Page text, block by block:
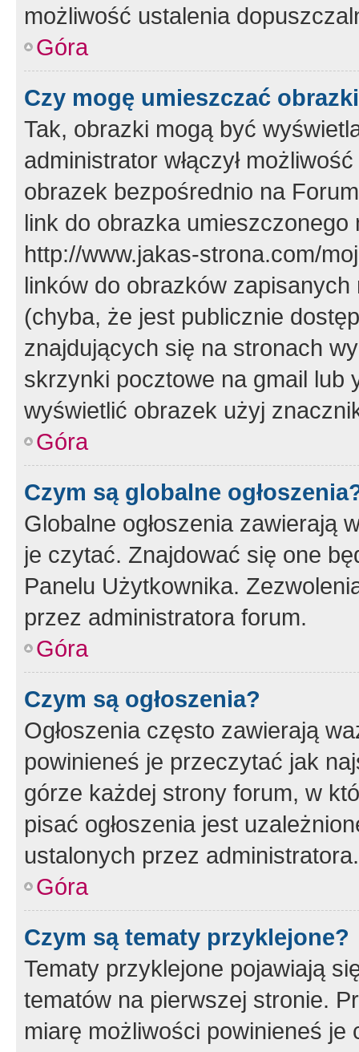
możliwość ustalenia
Góra
Czy mogę umieszczać
Tak, obrazki mogą być
administrator włączył
obrazek bezpośrednio na
link do obrazka
http://www.jakas-strona.com/
linków do obrazków
(chyba, że jest publicznie
znajdujących się na stronach
skrzynki pocztowe na gmail lub
wyświetlić obrazek użyj
Góra
Czym są globalne
Globalne ogłoszenia zawierają
je czytać. Znajdować się one
Panelu Użytkownika.
przez administratora forum.
Góra
Czym są ogłoszenia?
Ogłoszenia często zawierają
powinieneś je przeczytać jak
górze każdej strony forum, w
pisać ogłoszenia jest
ustalonych przez administratora.
Góra
Czym są tematy przyklejone?
Tematy przyklejone pojawiają
tematów na pierwszej stronie.
miarę możliwości powinieneś je